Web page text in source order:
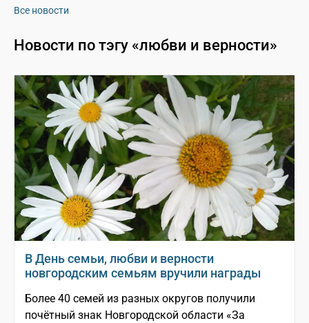
Все новости
Новости по тэгу «любви и верности»
В День семьи, любви и верности
новгородским семьям вручили награды
Более 40 семей из разных округов получили
почётный знак Новгородской области «За